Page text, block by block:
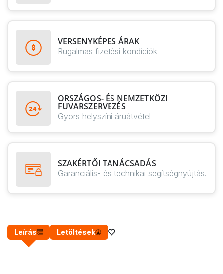
VERSENYKÉPES ÁRAK
Rugalmas fizetési kondíciók
ORSZÁGOS- ÉS NEMZETKÖZI
FUVARSZERVEZÉS
Gyors helyszíni áruátvétel
SZAKÉRTŐI TANÁCSADÁS
Garanciális- és technikai segítségnyújtás.
Leírás Letöltések